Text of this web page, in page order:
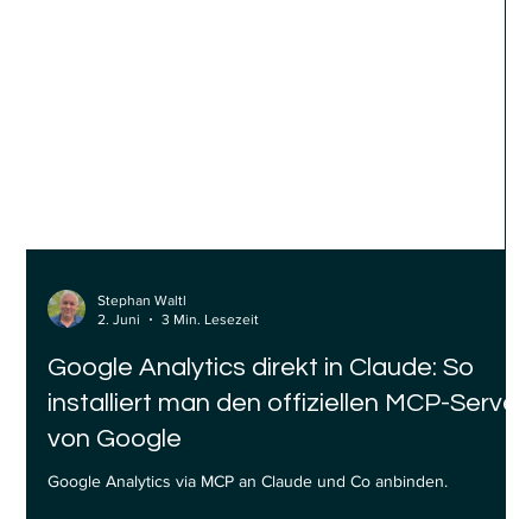
2. Juni
3 Min. Lesezeit
Google Analytics direkt in Claude: So
installiert man den offiziellen MCP-Server
von Google